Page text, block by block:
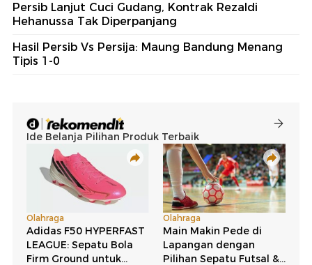
Persib Lanjut Cuci Gudang, Kontrak Rezaldi
Hehanussa Tak Diperpanjang
Hasil Persib Vs Persija: Maung Bandung Menang
Tipis 1-0